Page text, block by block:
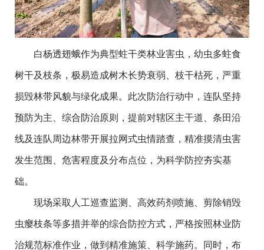
白杨透翅蛾作为典型蛀干类林业害虫，幼虫多蛀食
树干及枝条，极易造成树木长势衰弱、枝干枯死，严重
损毁林带风貌与绿化成果。此次防治行动中，连队坚持
预防为主、综合防治原则，提前对辖区主干道、条田沿
线及连队周边林带开展拉网式虫情踏查，精准摸清虫害
发生范围、危害程度及分布点位，为科学防控夯实基
础。
现场采取人工巡查监测、高效药剂喷施、剪除销毁
虫瘿枝条等多措并举的综合防控方式，严格按照林业防
治规范标准作业，做到精准施策、科学施药。同时，布